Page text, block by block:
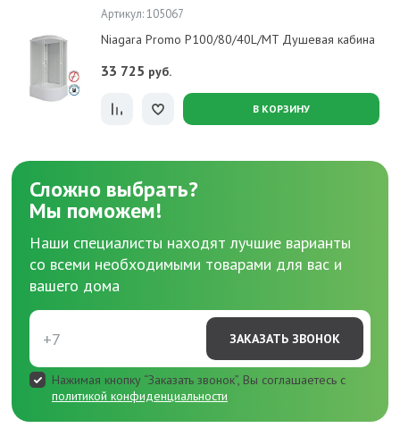
Артикул: 105067
Niagara Promo P100/80/40L/MT Душевая кабина
33 725 руб.
В КОРЗИНУ
Сложно выбрать?
Мы поможем!
Наши специалисты находят лучшие варианты
со всеми необходимыми товарами для вас и
вашего дома
ЗАКАЗАТЬ ЗВОНОК
Нажимая кнопку “Заказать звонок”, Вы соглашаетесь с
политикой конфиденциальности